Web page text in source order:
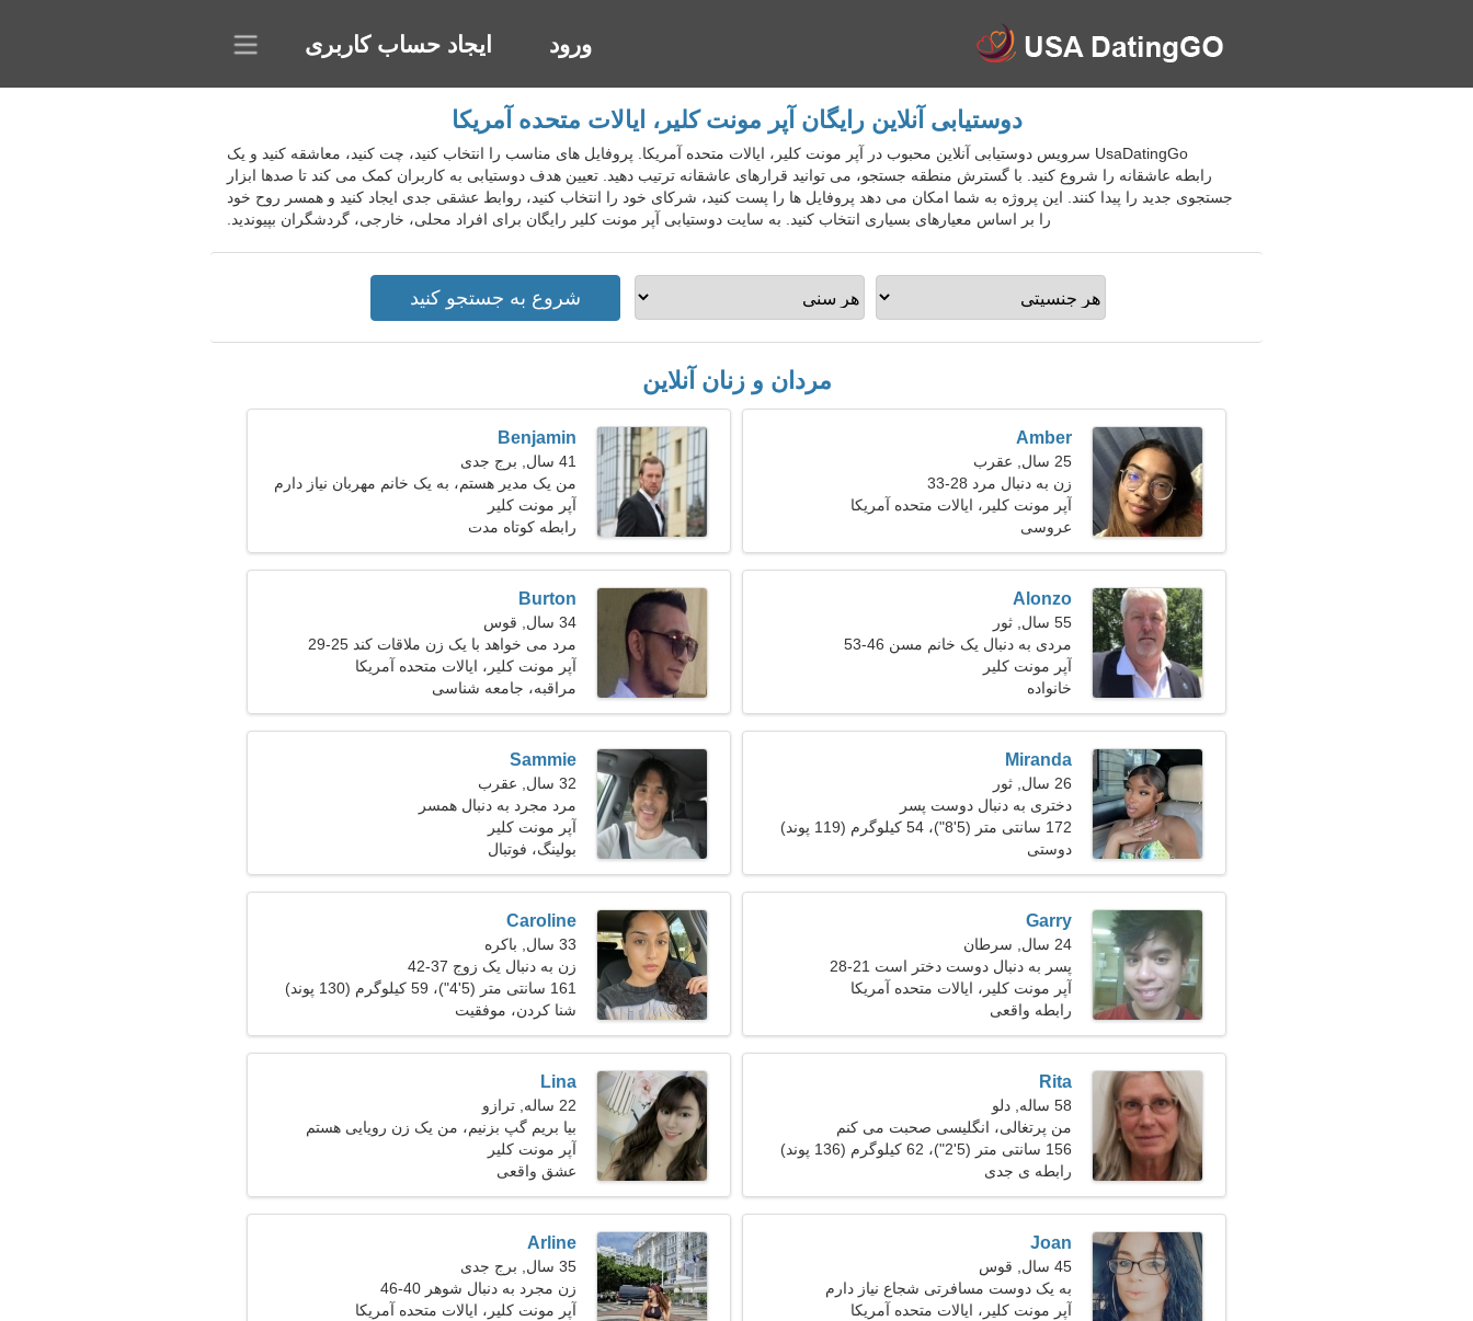
ورود ایجاد حساب کاربری
دوستیابی آنلاین رایگان آپر مونت کلیر، ایالات متحده آمریکا
UsaDatingGo سرویس دوستیابی آنلاین محبوب در آپر مونت کلیر، ایالات متحده آمریکا. پروفایل های مناسب را انتخاب کنید، چت کنید، معاشقه کنید و یک
رابطه عاشقانه را شروع کنید. با گسترش منطقه جستجو، می توانید قرارهای عاشقانه ترتیب دهید. تعیین هدف دوستیابی به کاربران کمک می کند تا صدها ابزار
جستجوی جدید را پیدا کنند. این پروژه به شما امکان می دهد پروفایل ها را پست کنید، شرکای خود را انتخاب کنید، روابط عشقی جدی ایجاد کنید و همسر روح خود
را بر اساس معیارهای بسیاری انتخاب کنید. به سایت دوستیابی آپر مونت کلیر رایگان برای افراد محلی، خارجی، گردشگران بپیوندید.
مردان و زنان آنلاین
Amber
25 سال, عقرب
زن به دنبال مرد 28-33
آپر مونت کلیر، ایالات متحده آمریکا
عروسی
Benjamin
41 سال, برج جدی
من یک مدیر هستم، به یک خانم مهربان نیاز دارم
آپر مونت کلیر
رابطه کوتاه مدت
Alonzo
55 سال, ثور
مردی به دنبال یک خانم مسن 46-53
آپر مونت کلیر
خانواده
Burton
34 سال, قوس
مرد می خواهد با یک زن ملاقات کند 25-29
آپر مونت کلیر، ایالات متحده آمریکا
مراقبه، جامعه شناسی
Miranda
26 سال, ثور
دختری به دنبال دوست پسر
172 سانتی متر (5'8")، 54 کیلوگرم (119 پوند)
دوستی
Sammie
32 سال, عقرب
مرد مجرد به دنبال همسر
آپر مونت کلیر
بولینگ، فوتبال
Garry
24 سال, سرطان
پسر به دنبال دوست دختر است 21-28
آپر مونت کلیر، ایالات متحده آمریکا
رابطه واقعی
Caroline
33 سال, باکره
زن به دنبال یک زوج 37-42
161 سانتی متر (5'4")، 59 کیلوگرم (130 پوند)
شنا كردن، موفقیت
Rita
58 ساله, دلو
من پرتغالی، انگلیسی صحبت می کنم
156 سانتی متر (5'2")، 62 کیلوگرم (136 پوند)
رابطه ی جدی
Lina
22 ساله, ترازو
بیا بریم گپ بزنیم، من یک زن رویایی هستم
آپر مونت کلیر
عشق واقعی
Joan
45 سال, قوس
به یک دوست مسافرتی شجاع نیاز دارم
آپر مونت کلیر، ایالات متحده آمریکا
Arline
35 سال, برج جدی
زن مجرد به دنبال شوهر 40-46
آپر مونت کلیر، ایالات متحده آمریکا